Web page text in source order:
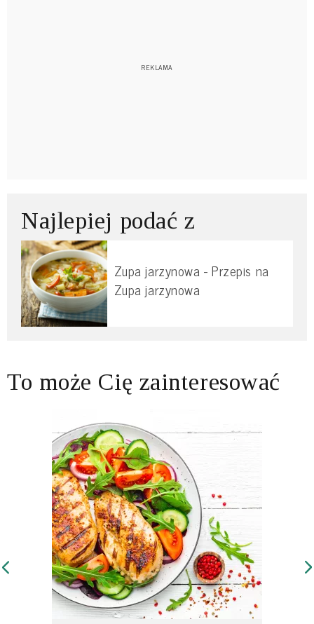
Najlepiej podać z
Zupa jarzynowa - Przepis na
Zupa jarzynowa
To może Cię zainteresować